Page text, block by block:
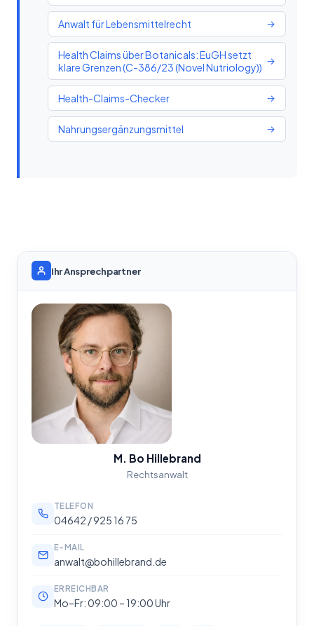
Anwalt für Lebensmittelrecht →
Health Claims über Botanicals: EuGH setzt
klare Grenzen (C-386/23 (Novel Nutriology)) →
Health-Claims-Checker →
Nahrungsergänzungsmittel →
Ihr Ansprechpartner
M. Bo Hillebrand
Rechtsanwalt
TELEFON
04642 / 925 16 75
E-MAIL
anwalt@bohillebrand.de
ERREICHBAR
Mo–Fr: 09:00 – 19:00 Uhr